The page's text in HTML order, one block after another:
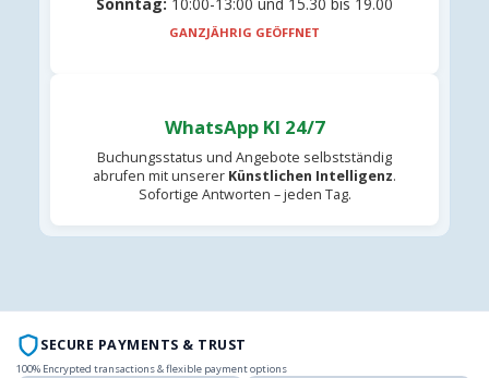
GANZJÄHRIG GEÖFFNET
WhatsApp KI 24/7
Buchungsstatus und Angebote selbstständig
abrufen mit unserer Künstlichen Intelligenz.
Sofortige Antworten – jeden Tag.
SECURE PAYMENTS & TRUST
100% Encrypted transactions & flexible payment options